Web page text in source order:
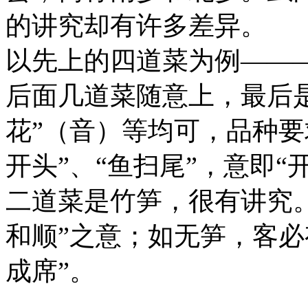
的讲究却有许多差异。
以先上的四道菜为例
后面几道菜随意上，最后
花”（音）等均可，品种
开头”、“鱼扫尾”，意即“
二道菜是竹笋，很有讲究
和顺”之意；如无笋，客
成席”。